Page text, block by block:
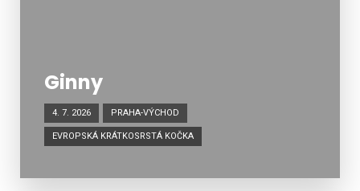
Ginny
4. 7. 2026 PRAHA-VÝCHOD
EVROPSKÁ KRÁTKOSRSTÁ KOČKA